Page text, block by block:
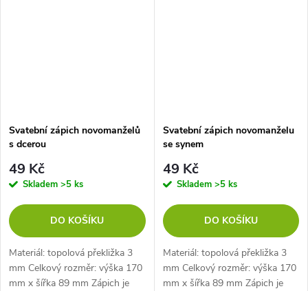
Svatební zápich novomanželů
s dcerou
49 Kč
Skladem >5 ks
DO KOŠÍKU
Materiál: topolová překližka 3
mm Celkový rozměr: výška 170
mm x šířka 89 mm Zápich je
Svatební zápich novomanželu
se synem
49 Kč
Skladem >5 ks
DO KOŠÍKU
Materiál: topolová překližka 3
mm Celkový rozměr: výška 170
mm x šířka 89 mm Zápich je